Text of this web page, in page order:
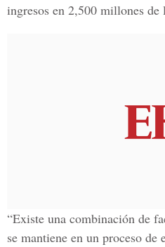
ingresos en 2,500 millones de
“Existe una combinación de
se mantiene en un proceso